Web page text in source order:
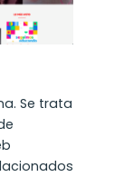
Se trata